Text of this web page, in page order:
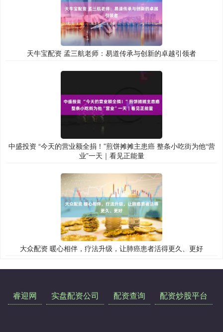
天牛宝配资 孟三航老师：易道传承与创新的卓越引领者
中盛投资 “今天的营业额全捐！”煎饼摊摊主患癌 整条小吃街为他“营
业”一天｜看见正能量
大众配资 暖心相伴，疗法升级，让肺癌患者活得更久、更好
睿迎网 实盘配资公司 配资查询 配资炒股平台